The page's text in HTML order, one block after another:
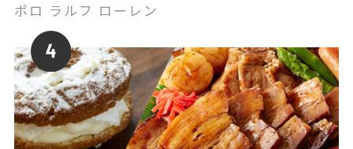
ポロ ラルフ ローレン